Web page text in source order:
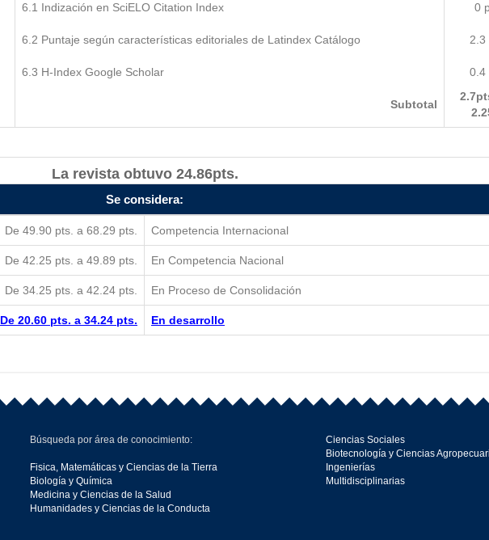
6.1 Indización en SciELO Citation Index
6.2 Puntaje según características editoriales de Latindex Catálogo
6.3 H-Index Google Scholar
Subtotal
0
2.3
0.4
La revista obtuvo 24.86pts.
Se considera:
De 49.90 pts. a 68.29 pts. Competencia Internacional
De 42.25 pts. a 49.89 pts. En Competencia Nacional
De 34.25 pts. a 42.24 pts. En Proceso de Consolidación
De 20.60 pts. a 34.24 pts. En desarrollo
Búsqueda por área de conocimiento:
Fisica, Matemáticas y Ciencias de la Tierra
Biología y Química
Medicina y Ciencias de la Salud
Humanidades y Ciencias de la Conducta
Ciencias Sociales
Biotecnología y Ciencias
Ingenierías
Multidisciplinarias